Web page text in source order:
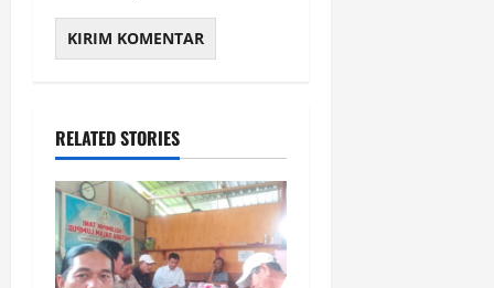
RELATED STORIES